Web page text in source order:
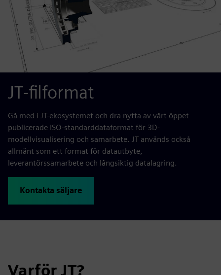
JT-filformat
Gå med i JT-ekosystemet och dra nytta av vårt öppet
publicerade ISO-standarddataformat för 3D-
modellvisualisering och samarbete. JT används också
allmänt som ett format för datautbyte,
leverantörssamarbete och långsiktig datalagring.
Kontakta säljare
Varför JT?